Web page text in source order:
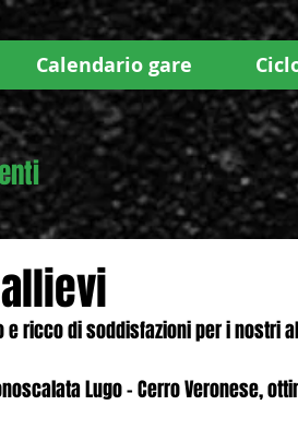
Calendario gare
e ricco di soddisfazioni per i nostri
Lugo – Cerro Veronese,